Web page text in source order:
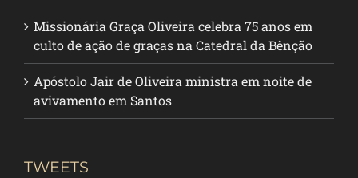
Missionária Graça Oliveira celebra 75 anos em
culto de ação de graças na Catedral da Bênção
Apóstolo Jair de Oliveira ministra em noite de
avivamento em Santos
TWEETS